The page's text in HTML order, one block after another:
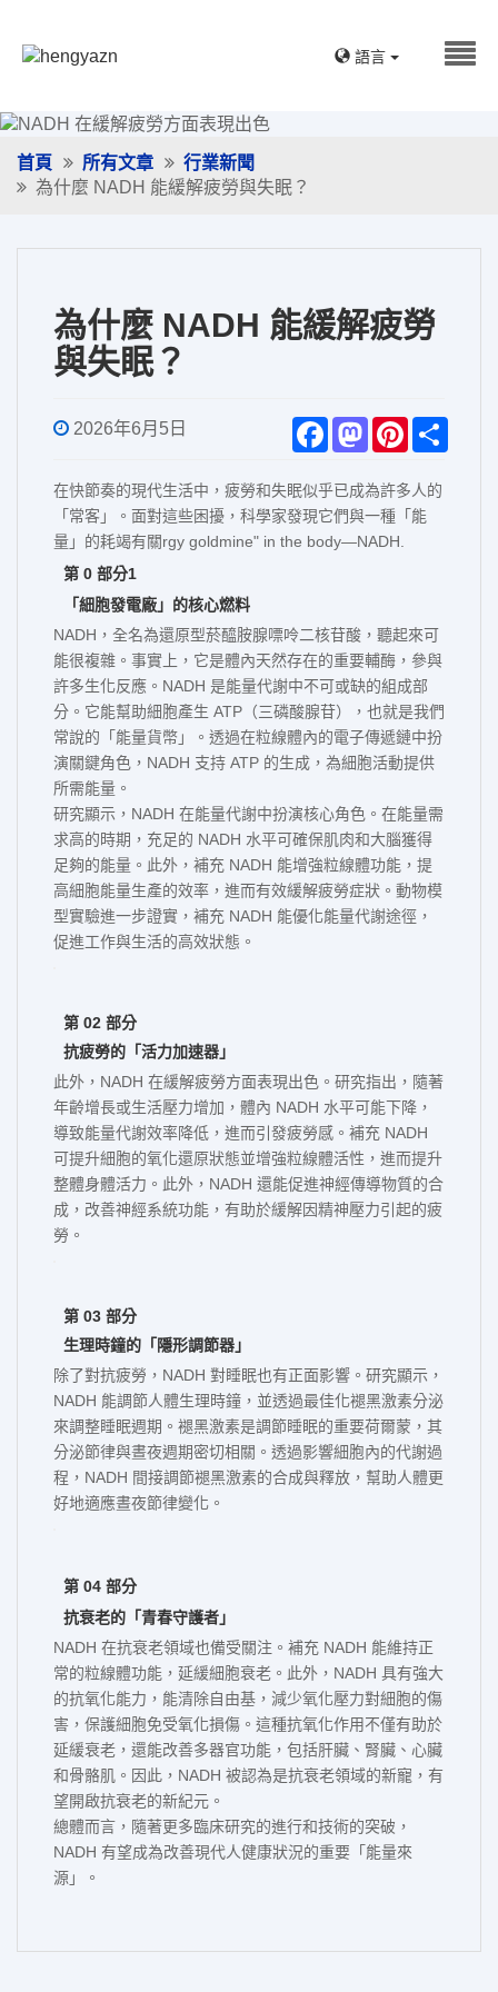
語言
首頁 所有文章
行業新聞
為什麼 NADH 能緩解疲勞與失眠？
為什麼 NADH 能緩解疲勞
與失眠？
2026年6月5日
F
e
b
o
o
k
M
a
t
o
d
o
n
P
e
r
在快節奏的現代生活中，疲勞和失眠似乎已成為許多人的
「常客」。面對這些困擾，科學家發現它們與一種「能
量」的耗竭有關rgy goldmine" in the body—NADH.
第 0 部分1
「細胞發電廠」的核心燃料
NADH，全名為還原型菸醯胺腺嘌呤二核苷酸，聽起來可
能很複雜。事實上，它是體內天然存在的重要輔酶，參與
許多生化反應。NADH 是能量代謝中不可或缺的組成部
分。它能幫助細胞產生 ATP（三磷酸腺苷），也就是我們
常說的「能量貨幣」。透過在粒線體內的電子傳遞鏈中扮
演關鍵角色，NADH 支持 ATP 的生成，為細胞活動提供
所需能量。
研究顯示，NADH 在能量代謝中扮演核心角色。在能量需
求高的時期，充足的 NADH 水平可確保肌肉和大腦獲得
足夠的能量。此外，補充 NADH 能增強粒線體功能，提
高細胞能量生產的效率，進而有效緩解疲勞症狀。動物模
型實驗進一步證實，補充 NADH 能優化能量代謝途徑，
促進工作與生活的高效狀態。
第 02 部分
抗疲勞的「活力加速器」
此外，NADH 在緩解疲勞方面表現出色。研究指出，隨著
年齡增長或生活壓力增加，體內 NADH 水平可能下降，
導致能量代謝效率降低，進而引發疲勞感。補充 NADH
可提升細胞的氧化還原狀態並增強粒線體活性，進而提升
整體身體活力。此外，NADH 還能促進神經傳導物質的合
成，改善神經系統功能，有助於緩解因精神壓力引起的疲
勞。
第 03 部分
生理時鐘的「隱形調節器」
除了對抗疲勞，NADH 對睡眠也有正面影響。研究顯示，
NADH 能調節人體生理時鐘，並透過最佳化褪黑激素分泌
來調整睡眠週期。褪黑激素是調節睡眠的重要荷爾蒙，其
分泌節律與晝夜週期密切相關。透過影響細胞內的代謝過
程，NADH 間接調節褪黑激素的合成與釋放，幫助人體更
好地適應晝夜節律變化。
第 04 部分
抗衰老的「青春守護者」
NADH 在抗衰老領域也備受關注。補充 NADH 能維持正
常的粒線體功能，延緩細胞衰老。此外，NADH 具有強大
的抗氧化能力，能清除自由基，減少氧化壓力對細胞的傷
害，保護細胞免受氧化損傷。這種抗氧化作用不僅有助於
延緩衰老，還能改善多器官功能，包括肝臟、腎臟、心臟
和骨骼肌。因此，NADH 被認為是抗衰老領域的新寵，有
望開啟抗衰老的新紀元。
總體而言，隨著更多臨床研究的進行和技術的突破，
NADH 有望成為改善現代人健康狀況的重要「能量來
源」。